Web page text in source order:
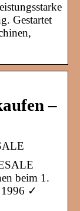
Gestartet
–
beim 1.
1996 ✓